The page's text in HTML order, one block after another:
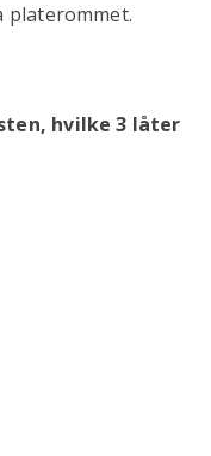
platerommet.
hvilke 3 låter